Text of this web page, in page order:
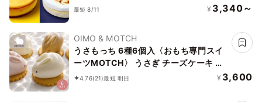
最短 8/11 ¥ 3,340～
OIMO & MOTCH
うさもっち 6種6個入〈おもち専門スイ
ーツMOTCH〉 うさぎ チーズケーキ 和
洋菓子 個包装 もちもち チーズムース お
4.76(21)最短 明日 ¥ 3,600